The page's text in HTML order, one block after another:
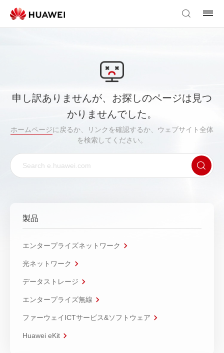
申し訳ありませんが、お探しのページは見つ
かりませんでした。
ホームページに戻るか、リンクを確認するか、ウェブサイト全体
を検索してください。
製品
エンタープライズネットワーク
光ネットワーク
データストレージ
エンタープライズ無線
ファーウェイICTサービス&ソフトウェア
Huawei eKit